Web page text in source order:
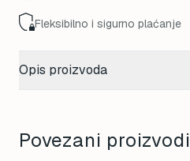
Fleksibilno i sigurno plaćanje
Opis proizvoda
Povezani proizvodi